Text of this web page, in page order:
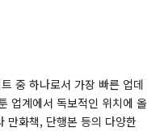
중 하나로서 가장 빠른 업데
업계에서 독보적인 위치에 올
만화책, 단행본 등의 다양한